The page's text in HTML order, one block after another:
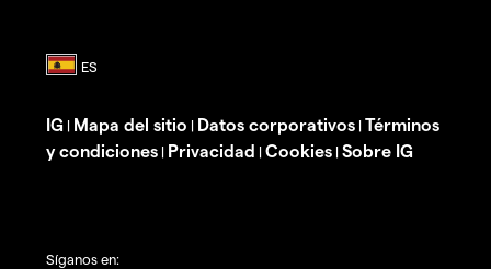
IG | Mapa del sitio | Datos corporativos | Términos
y condiciones | Privacidad | Cookies | Sobre IG
Síganos en: